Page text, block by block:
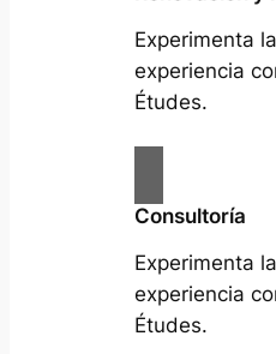
Experimenta
experiencia
Études.
Consultoría
Experimenta
experiencia
Études.